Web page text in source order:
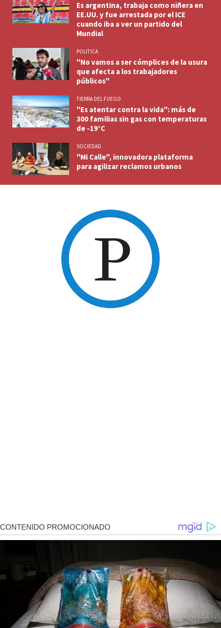
Es argentina, trabaja como niñera en
EE.UU. y fue arrestada por el ICE
cuando iba a ver un partido del
Mundial
POLITICA
"No vamos a ser cómplices de la usura
que afecta a los trabajadores
públicos"
TIERRA DEL FUEGO
"Es atentar contra la vida": más de
300 familias sin gas con temperaturas
de -19°C
SOCIEDAD
"Mi Calle", innovadora plataforma
para agilizar reclamos urbanos